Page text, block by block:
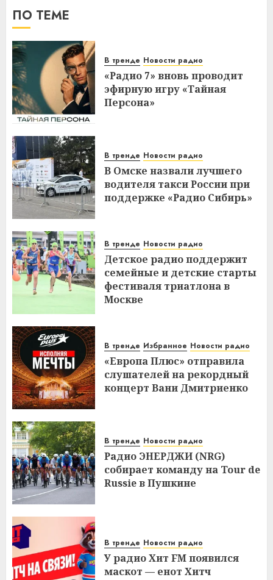
ПО ТЕМЕ
В тренде Новости радио
«Радио 7» вновь проводит
эфирную игру «Тайная
Персона»
В тренде Новости радио
В Омске назвали лучшего
водителя такси России при
поддержке «Радио Сибирь»
В тренде Новости радио
Детское радио поддержит
семейные и детские старты
фестиваля триатлона в
Москве
В тренде Избранное Новости радио
«Европа Плюс» отправила
слушателей на рекордный
концерт Вани Дмитриенко
В тренде Новости радио
Радио ЭНЕРДЖИ (NRG)
собирает команду на Tour de
Russie в Пушкине
В тренде Новости радио
У радио Хит FM появился
маскот — енот Хитч